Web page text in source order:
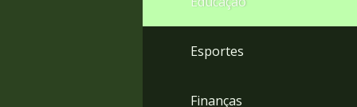
Esportes
Finanças